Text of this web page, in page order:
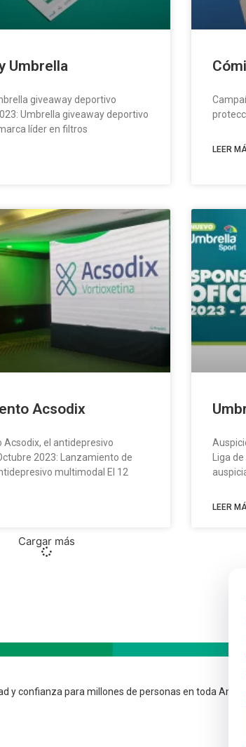
Umbrella
giveaway deportivo
Umbrella giveaway deportivo
líder en filtros
LEER
Acsodix
Acsodix, el antidepresivo
2023: Lanzamiento de
multimodal El 12
Liga
LEER
Cargar más
y confianza para millones de personas en toda